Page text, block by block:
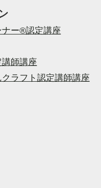
ー®認定講座
師講座
ラフト認定講師講座